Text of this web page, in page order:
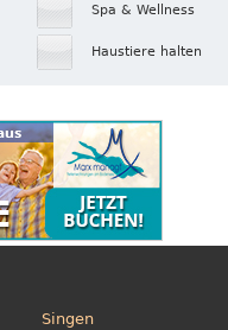
Spa & Wellness
Haustiere halten
Singen